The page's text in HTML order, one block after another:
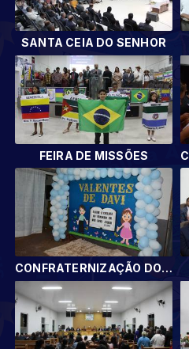
SANTA CEIA DO SENHOR
FEIRA DE MISSÕES
CONFRATERNIZAÇÃO DOS DEPARTAMENTOS